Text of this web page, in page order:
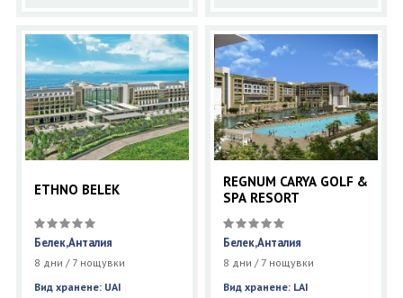
ETHNO BELEK
Белек,Анталия
8 дни / 7 нощувки
Вид хранене: UAI
REGNUM CARYA GOLF &
SPA RESORT
Белек,Анталия
8 дни / 7 нощувки
Вид хранене: LAI